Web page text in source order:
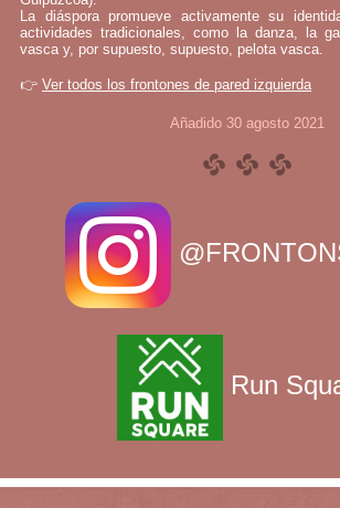
La diáspora promueve activamente su
actividades tradicionales, como la danza, la
vasca y, por supuesto, supuesto, pelota vasca.
👉 Ver todos los frontones de pared izquierda
Añadido 30 agosto 2021
Run